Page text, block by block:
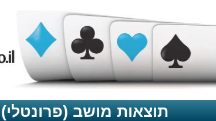
תוצאות מושב (פרונטלי)